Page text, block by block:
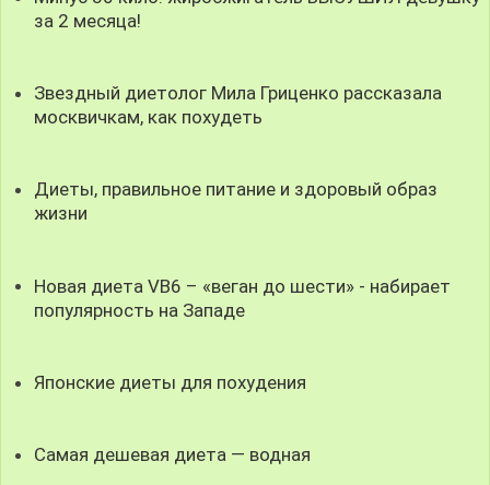
за 2 месяца!
Звездный диетолог Мила Гриценко рассказала
москвичкам, как похудеть
Диеты, правильное питание и здоровый образ
жизни
Новая диета VB6 – «веган до шести» - набирает
популярность на Западе
Японские диеты для похудения
Самая дешевая диета — водная